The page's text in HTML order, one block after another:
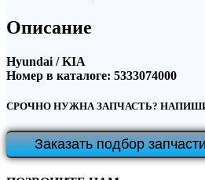
Описание
Hyundai / KIA
Номер в каталоге: 5333074000
СРОЧНО НУЖНА ЗАПЧАСТЬ?
Заказать подбор